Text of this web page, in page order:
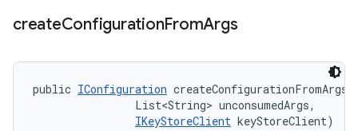
createConfigurationFromArgs
public IConfiguration
                List<String> unconsumedArgs,
IKeyStoreClient keyStoreClient)